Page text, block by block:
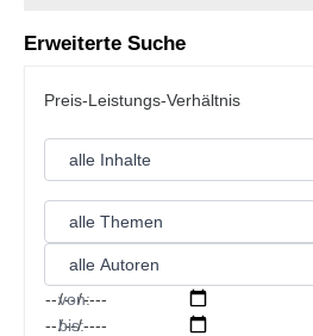
Erweiterte Suche
von:
bis: